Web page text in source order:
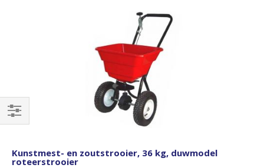
Kunstmest- en zoutstrooier, 36 kg, duwmodel
roteerstrooier
Filteren